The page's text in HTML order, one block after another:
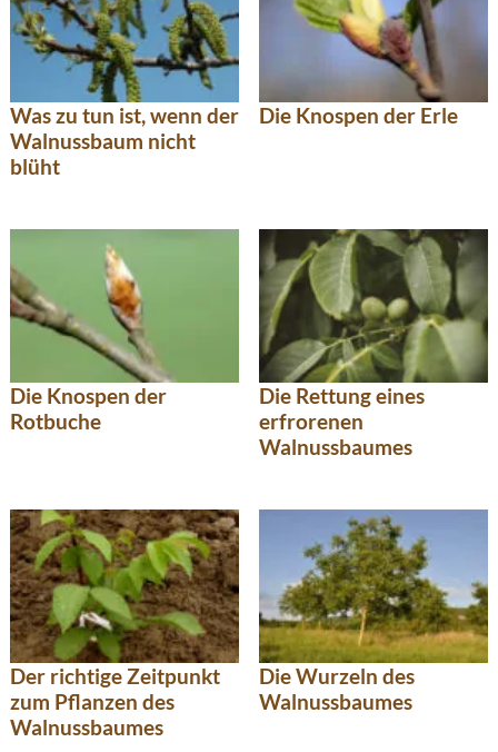
Was zu tun ist, wenn der
Walnussbaum nicht
blüht
Die Knospen der Erle
Die Knospen der
Rotbuche
Die Rettung eines
erfrorenen
Walnussbaumes
Der richtige Zeitpunkt
zum Pflanzen des
Walnussbaumes
Die Wurzeln des
Walnussbaumes